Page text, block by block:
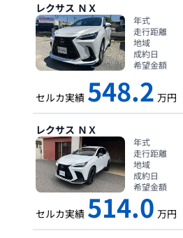
レクサス ＮＸ
年式
走行距離
地域
成約日
希望金額
セルカ実績 548.2 万円
レクサス ＮＸ
年式
走行距離
地域
成約日
希望金額
セルカ実績 514.0 万円